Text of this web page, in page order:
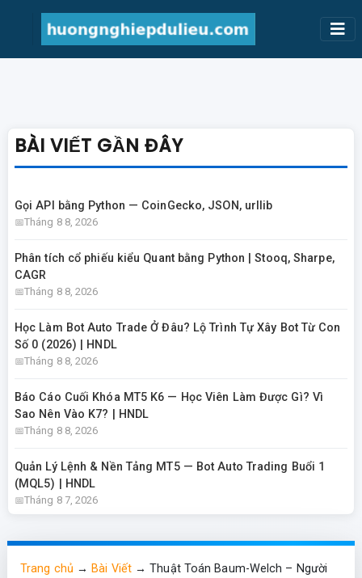
BÀI VIẾT GẦN ĐÂY
Gọi API bằng Python — CoinGecko, JSON, urllib
Tháng 8 8, 2026
Phân tích cổ phiếu kiểu Quant bằng Python | Stooq, Sharpe,
CAGR
Tháng 8 8, 2026
Học Làm Bot Auto Trade Ở Đâu? Lộ Trình Tự Xây Bot Từ Con
Số 0 (2026) | HNDL
Tháng 8 8, 2026
Báo Cáo Cuối Khóa MT5 K6 — Học Viên Làm Được Gì? Vì
Sao Nên Vào K7? | HNDL
Tháng 8 8, 2026
Quản Lý Lệnh & Nền Tảng MT5 — Bot Auto Trading Buổi 1
(MQL5) | HNDL
Tháng 8 7, 2026
Trang chủ →Bài Viết→Thuật Toán Baum-Welch – Người